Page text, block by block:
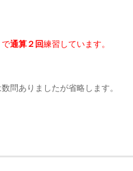
で通算２回練習しています。
問ありましたが省略します。